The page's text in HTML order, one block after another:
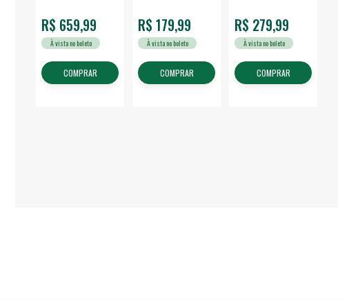
R$ 659,99
À vista no boleto
COMPRAR
R$ 179,99
À vista no boleto
COMPRAR
R$ 279,99
À vista no boleto
COMPRAR